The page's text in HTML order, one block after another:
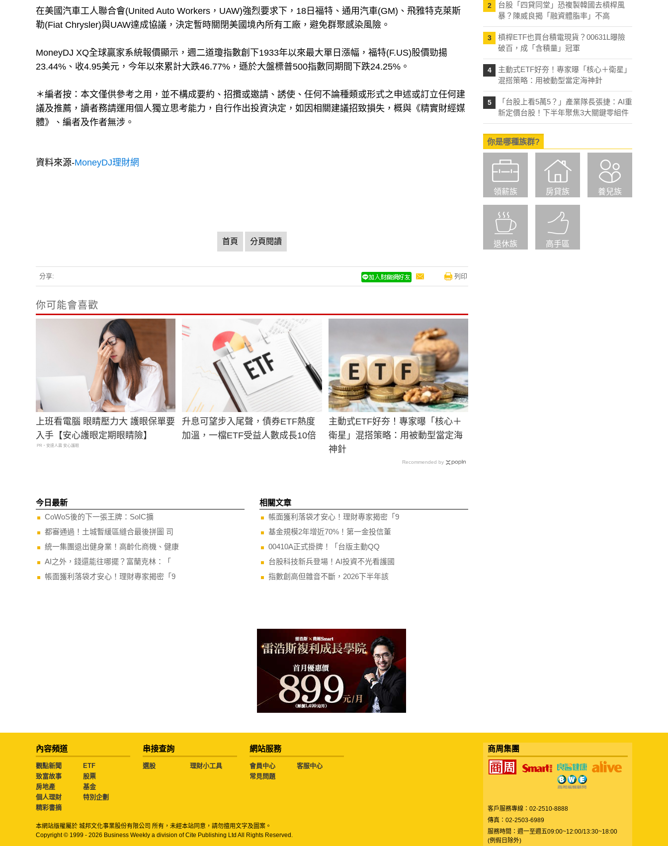
在美國汽車工人聯合會(United Auto Workers，UAW)強烈要求下，18日福特、通用汽車(GM)、飛雅特克萊斯
勒(Fiat Chrysler)與UAW達成協議，決定暫時關閉美國境內所有工廠，避免群聚感染風險。
MoneyDJ XQ全球贏家系統報價顯示，週二道瓊指數創下1933年以來最大單日漲幅，福特(F.US)股價勁揚
23.44%、收4.95美元，今年以來累計大跌46.77%，遜於大盤標普500指數同期間下跌24.25%。
＊編者按：本文僅供參考之用，並不構成要約、招攬或邀請、誘使、任何不論種類或形式之申述或訂立任何建
議及推薦，讀者務請運用個人獨立思考能力，自行作出投資決定，如因相關建議招致損失，概與《精實財經媒
體》、編者及作者無涉。
資料來源-MoneyDJ理財網
首頁 分頁閱讀
分享: 列印
你可能會喜歡
上班看電腦 眼睛壓力大 護眼保單要
入手【安心護眼定期眼睛險】
PR・安達人壽 安心護眼
升息可望步入尾聲，債券ETF熱度
加溫，一檔ETF受益人數成長10倍
主動式ETF好夯！專家曝「核心＋
衛星」混搭策略：用被動型當定海
神針
Recommended by
今日最新
CoWoS後的下一張王牌：SoIC擴
都審通過！土城暫緩區縫合最後拼圖 司
統一集團退出健身業！高齡化商機、健康
AI之外，錢還能往哪擺？富蘭克林：「
帳面獲利落袋才安心！理財專家揭密「9
相關文章
帳面獲利落袋才安心！理財專家揭密「9
基金規模2年增近70%！第一金投信董
00410A正式掛牌！「台版主動QQ
台股科技新兵登場！AI投資不光看護國
指數創高但雜音不斷，2026下半年該
2
台股「四貸同堂」恐複製韓國去槓桿風
暴？陳威良揭「融資體脂率」不高
3
槓桿ETF也買台積電現貨？00631L曝險
破百，成「含積量」冠軍
4
主動式ETF好夯！專家曝「核心＋衛星」
混搭策略：用被動型當定海神針
5
「台股上看5萬5？」產業隊長張捷：AI重
新定價台股！下半年聚焦3大關鍵零組件
你是哪種族群?
領薪族 房貸族 養兒族
退休族 高手區
內容頻道
觀點新聞
ETF
致富故事
股票
房地產
基金
個人理財
特別企劃
精彩書摘
串接查詢
選股 理財小工具
網站服務
會員中心
客服中心
常見問題
本網站版權屬於 城邦文化事業股份有限公司 所有，未經本站同意，請勿擅用文字及圖案。
Copyright © 1999 - 2026 Business Weekly a division of Cite Publishing Ltd All Rights Reserved.
商周集團
客戶服務專線：02-2510-8888
傳真：02-2503-6989
服務時間：週一至週五09:00~12:00/13:30~18:00
(例假日除外)